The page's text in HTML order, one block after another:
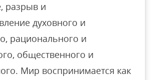
разрыв и
духовного и
рационального и
общественного и
Мир воспринимается как